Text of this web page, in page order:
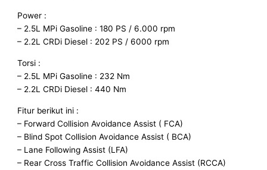
Power :
– 2.5L MPi Gasoline : 180 PS / 6.000 rpm
– 2.2L CRDi Diesel : 202 PS / 6000 rpm
Torsi :
– 2.5L MPi Gasoline : 232 Nm
– 2.2L CRDi Diesel : 440 Nm
Fitur berikut ini :
– Forward Collision Avoidance Assist ( FCA)
– Blind Spot Collision Avoidance Assist ( BCA)
– Lane Following Assist (LFA)
– Rear Cross Traffic Collision Avoidance Assist (RCCA)